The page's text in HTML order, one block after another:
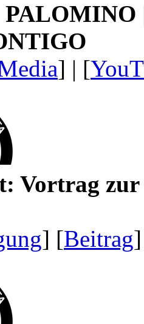
] | [
Vortrag zur
] [Beitrag